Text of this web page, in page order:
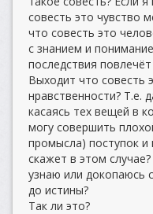
совесть это чувство
что совесть это
с знанием и
последствия
Выходит что совесть
нравственности? Т.е.
касаясь тех вещей в
могу совершить
промысла) поступок и
скажет в этом
узнаю или
до истины?
Так ли это?